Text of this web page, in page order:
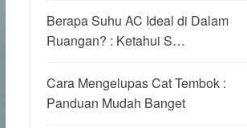
Berapa Suhu AC Ideal di Dalam
Ruangan? : Ketahui S…
Cara Mengelupas Cat Tembok :
Panduan Mudah Banget